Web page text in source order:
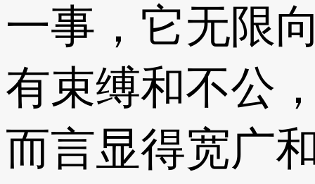
一事，它无限
有束缚和不公
而言显得宽广